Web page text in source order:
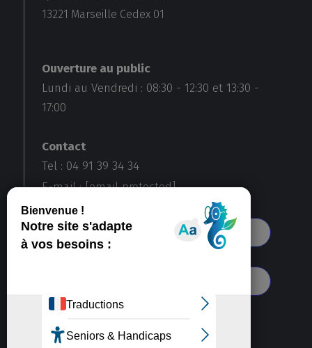
13221 Marseille Cedex 01
Ouverture au public
Lundi au Vendredi : 08:30 - 12:30 et 13:30 -
17:00
Contact
Tel : 04 91 39 34 34
E-mail :[email protected]
Voir toutes nos agences